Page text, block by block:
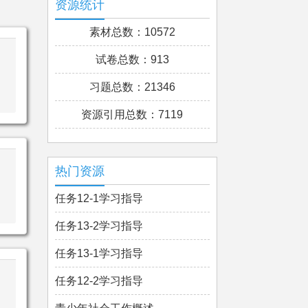
资源统计
素材总数：10572
试卷总数：913
习题总数：21346
资源引用总数：7119
热门资源
任务12-1学习指导
任务13-2学习指导
任务13-1学习指导
任务12-2学习指导